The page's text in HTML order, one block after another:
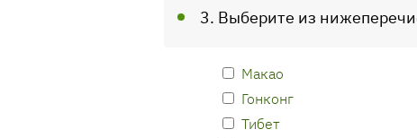
3. Выберите из
Макао
Гонконг
Тибет